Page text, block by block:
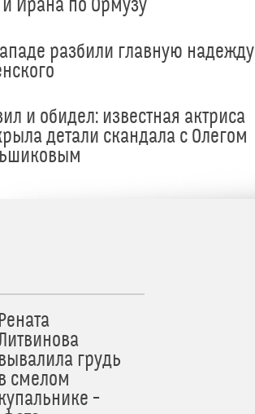
Ирана по Ормузу
разбили главную надежду
и обидел: известная актриса
детали скандала с Олегом
Рената
вывалила грудь
в смелом
купальнике –